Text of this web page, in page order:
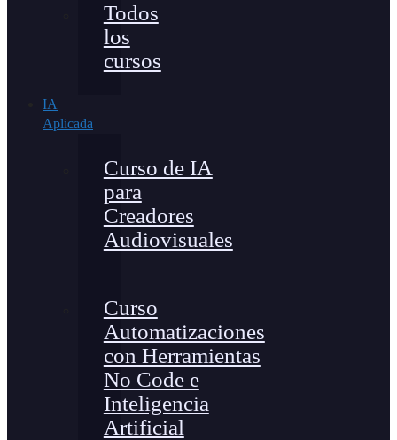
Todos
los
cursos
IA
Aplicada
Curso de IA
para
Creadores
Audiovisuales
Curso
Automatizaciones
con Herramientas
No Code e
Inteligencia
Artificial